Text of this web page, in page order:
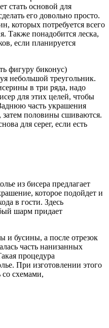
стать основой для
его довольно просто.
которых потребуется всего
Также понадобится леска,
если планируется
фигуру биконус)
небольшой треугольник.
в три ряда, надо
для этих целей, чтобы
часть украшения
затем половины сшиваются.
для серег, если есть
из бисера предлагает
которое подойдет и
в гости. Здесь
шарм придает
и бусины, а после отрезок
часть нанизанных
процедура
При изготовлении этого
со схемами,